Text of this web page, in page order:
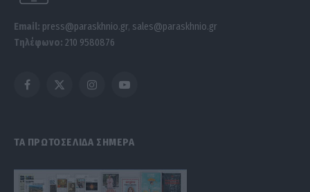
Email: press@paraskhnio.gr, sales@paraskhnio.gr
Τηλέφωνο: 210 9580876
Facebook
X
InstagramYouTube
ΤΑ ΠΡΩΤΟΣΕΛΙΔΑ ΣΗΜΕΡΑ